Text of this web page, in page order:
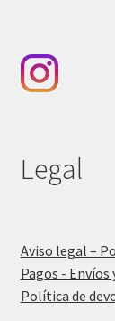
Legal
Aviso legal –
Pagos -
Política de